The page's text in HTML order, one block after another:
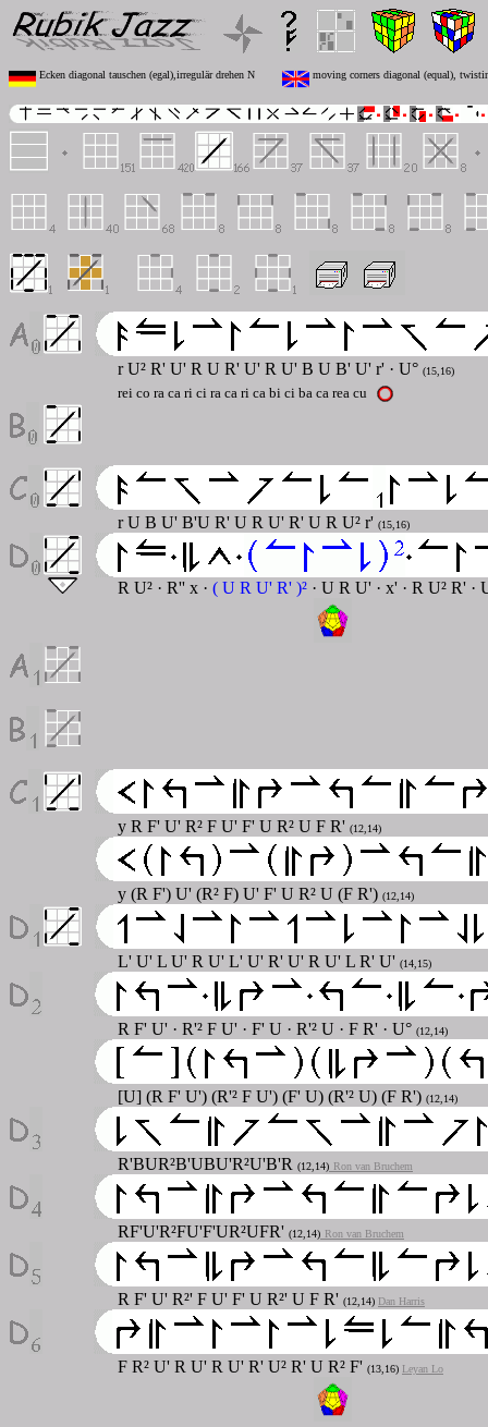
Ecken diagonal tauschen (egal),irregulär drehen N moving corners diagonal (equal),
r U² R' U' R U R' U' R U' B U B' U' r' · U° (15,16)
rei co ra ca ri ci ra ca ri ca bi ci ba ca rea cu
r U B U' B'U R' U R U' R' U R U² r' (15,16)
R U² · R'' x · ( U R U' R' )² · U R U' · x' · R U² R' ·
y R F' U' R² F U' F' U R² U F R' (12,14)
y (R F') U' (R² F) U' F' U R² U (F R') (12,14)
L' U' L U' R U' L' U' R' U' R U' L R' U' (14,15)
R F' U' · R'² F U' · F' U · R'² U · F R' · U° (12,14)
[U] (R F' U') (R'² F U') (F' U) (R'² U) (F R') (12,14)
R'BUR²B'UBU'R²U'B'R (12,14) Ron van Bruchem
RF'U'R²FU'F'UR²UFR' (12,14) Ron van Bruchem
R F' U' R²' F U' F' U R²' U F R' (12,14) Dan Harris
F R² U' R U' R U' R' U² R' U R² F' (13,16) Leyan Lo